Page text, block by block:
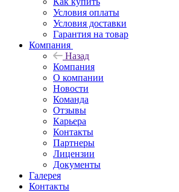
Условия оплаты
Условия доставки
Гарантия на товар
Компания
Назад
Компания
О компании
Новости
Команда
Отзывы
Карьера
Контакты
Партнеры
Лицензии
Документы
Галерея
Контакты